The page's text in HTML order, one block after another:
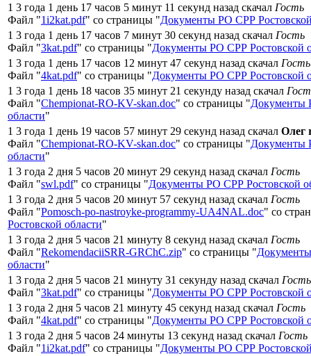
1 3 года 1 день 17 часов 5 минут 11 секунд назад скачал Гость
Файл "1i2kat.pdf" со страницы "Документы РО СРР
1 3 года 1 день 17 часов 7 минут 30 секунд назад скачал Гость
Файл "3kat.pdf" со страницы "Документы РО СРР Ростовской
1 3 года 1 день 17 часов 12 минут 47 секунд назад скачал Гость
Файл "4kat.pdf" со страницы "Документы РО СРР Ростовской
1 3 года 1 день 18 часов 35 минут 21 секунду назад скачал
Файл "Chempionat-RO-KV-skan.doc" со страницы "Документы
области"
1 3 года 1 день 19 часов 57 минут 29 секунд назад скачал Олег
Файл "Chempionat-RO-KV-skan.doc" со страницы "Документы
области"
1 3 года 2 дня 5 часов 20 минут 29 секунд назад скачал Гость
Файл "swl.pdf" со страницы "Документы РО СРР Ростовской
1 3 года 2 дня 5 часов 20 минут 57 секунд назад скачал Гость
Файл "Pomosch-po-nastroyke-programmy-UA4NAL.doc" со
Ростовской области"
1 3 года 2 дня 5 часов 21 минуту 8 секунд назад скачал Гость
Файл "RekomendaciiSRR-GRChC.zip" со страницы "
области"
1 3 года 2 дня 5 часов 21 минуту 31 секунду назад скачал Гость
Файл "3kat.pdf" со страницы "Документы РО СРР Ростовской
1 3 года 2 дня 5 часов 21 минуту 45 секунд назад скачал Гость
Файл "4kat.pdf" со страницы "Документы РО СРР Ростовской
1 3 года 2 дня 5 часов 24 минуты 13 секунд назад скачал Гость
Файл "1i2kat.pdf" со страницы "Документы РО СРР